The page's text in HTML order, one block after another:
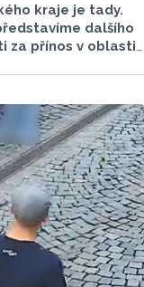
kraje je tady.
dalšího
za přínos v oblasti
nominován
prostředí -